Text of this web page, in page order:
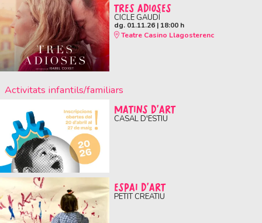
TRES ADIOSES
CICLE GAUDÍ
dg. 01.11.26| 18:00 h
Teatre Casino Llagosterenc
Activitats infantils/familiars
MATINS D'ART
CASAL D'ESTIU
ESPAI D'ART
PETIT CREATIU